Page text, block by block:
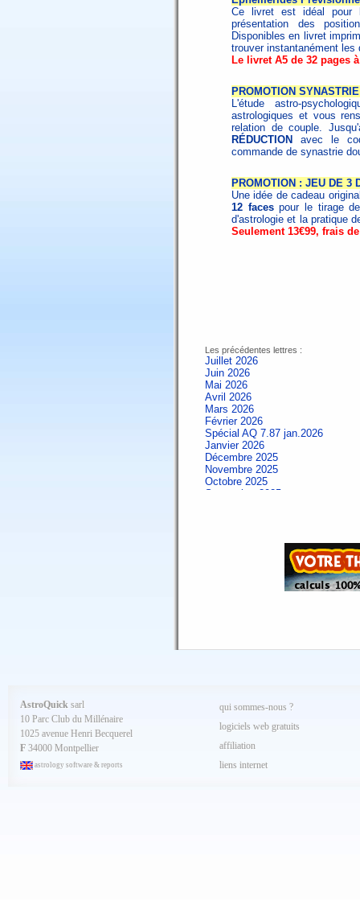
Ce livret est idéal pour
présentation des
Disponibles en livret
trouver instantanément
Le livret A5 de 32 pages
PROMOTION
L'étude astro-
astrologiques et vous
relation de couple.
RÉDUCTION
avec le
commande de synastrie
PROMOTION : JEU DE 3
Une idée de cadeau
12 facespour le tirage
d'astrologie et la pratique
Seulement 13€99, frais
Les précédentes lettres :
Juillet 2026
Juin 2026
Mai 2026
Avril 2026
Mars 2026
Février 2026
Spécial AQ 7.87 jan.2026
Janvier 2026
Décembre 2025
Novembre 2025
Octobre 2025
Septembre 2025
Spécial AQ 7.84 jan.2025
Septembre 2024
Avril 2024
Mars 2024
Février 2024
Janvier 2024
Décembre 2023
Novembre 2023
AstroQuick sarl
10 Parc Club du Millénaire
1025 avenue Henri Becquerel
F 34000 Montpellier
astrology software & reports
qui sommes-nous ?
logiciels web gratuits
affiliation
liens internet